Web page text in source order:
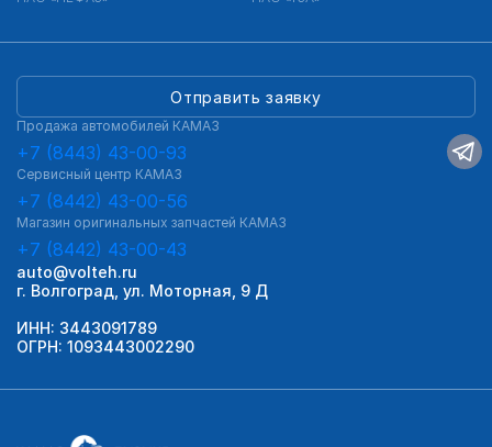
Отправить заявку
Продажа автомобилей КАМАЗ
+7 (8443) 43-00-93
Сервисный центр КАМАЗ
+7 (8442) 43-00-56
Магазин оригинальных запчастей КАМАЗ
+7 (8442) 43-00-43
auto@volteh.ru
г. Волгоград, ул. Моторная, 9 Д
ИНН: 3443091789
ОГРН: 1093443002290